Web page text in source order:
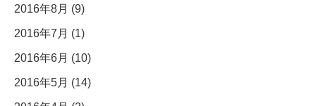
2016年8月 (9)
2016年7月 (1)
2016年6月 (10)
2016年5月 (14)